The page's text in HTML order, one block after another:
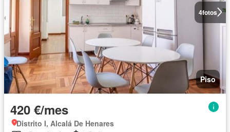
4fotos
Piso
420 €/mes
Distrito I, Alcalá De Henares